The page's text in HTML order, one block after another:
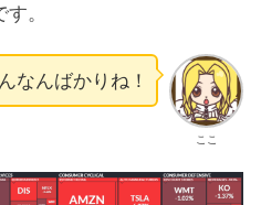
。
ここ
なんばかりね！